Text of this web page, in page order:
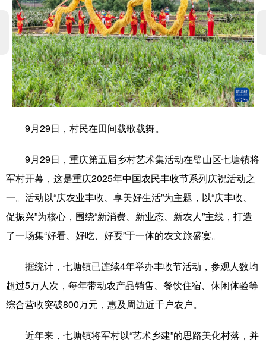
文化 书画 健康 军事
访谈 视频 图片 政务
法律 中央文件 金融 汽车
食品 人居 信息化 数字经济
学术中国 乡村振兴 银龄 溯源中国
城市 旅游 能源
彩票 娱乐 时尚 悦读
公益 一带一路 亚太网 上市公司
辽宁 吉林 上海
9月29日，村民在田间载歌载舞。
9月29日，重庆第五届乡村艺术集活动在璧山区七塘镇将
军村开幕，这是重庆2025年中国农民丰收节系列庆祝活动之
一。活动以“庆农业丰收、享美好生活”为主题，以“庆丰收、
促振兴”为核心，围绕“新消费、新业态、新农人”主线，打造
了一场集“好看、好吃、好耍”于一体的农文旅盛宴。
据统计，七塘镇已连续4年举办丰收节活动，参观人数均
超过5万人次，每年带动农产品销售、餐饮住宿、休闲体验等
综合营收突破800万元，惠及周边近千户农户。
近年来，七塘镇将军村以“艺术乡建”的思路美化村落，并